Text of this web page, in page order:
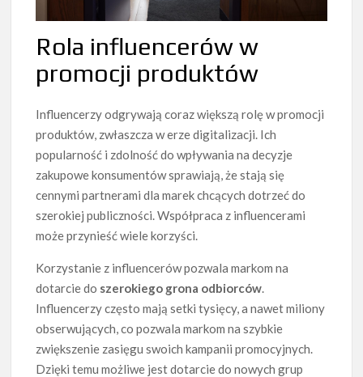
Rola influencerów w
promocji produktów
Influencerzy odgrywają coraz większą rolę w promocji
produktów, zwłaszcza w erze digitalizacji. Ich
popularność i zdolność do wpływania na decyzje
zakupowe konsumentów sprawiają, że stają się
cennymi partnerami dla marek chcących dotrzeć do
szerokiej publiczności. Współpraca z influencerami
może przynieść wiele korzyści.
Korzystanie z influencerów pozwala markom na
dotarcie do szerokiego grona odbiorców.
Influencerzy często mają setki tysięcy, a nawet miliony
obserwujących, co pozwala markom na szybkie
zwiększenie zasięgu swoich kampanii promocyjnych.
Dzięki temu możliwe jest dotarcie do nowych grup